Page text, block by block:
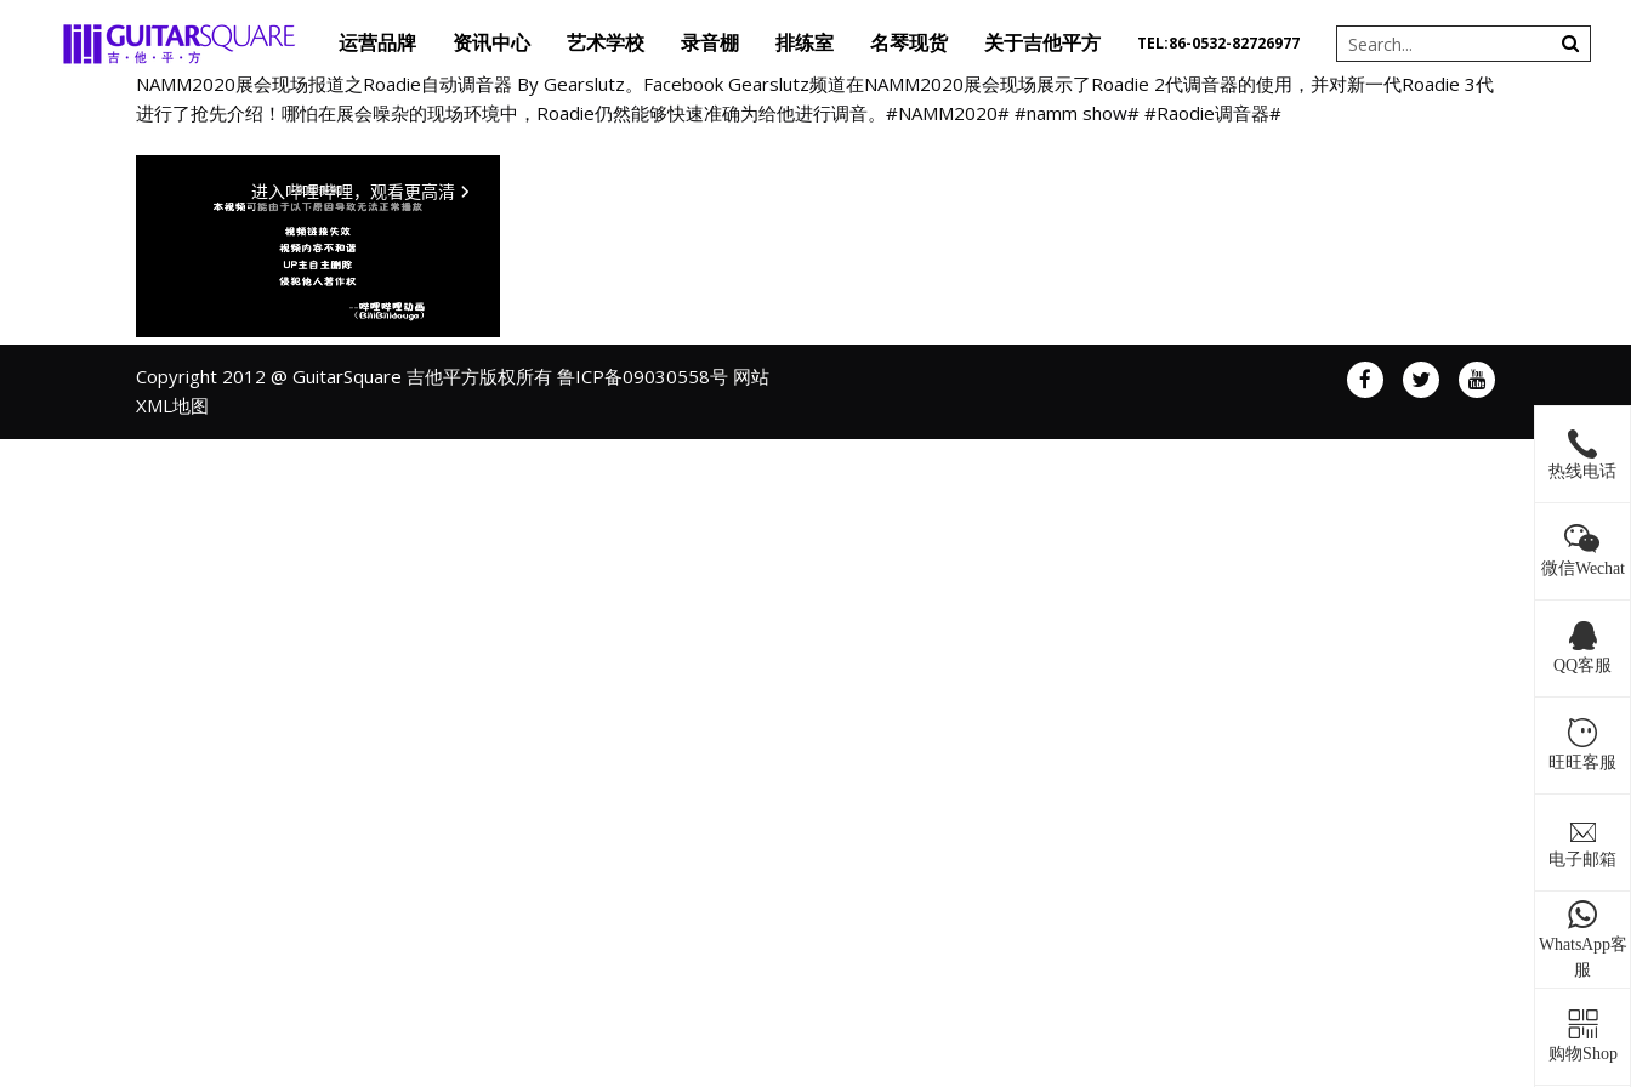
运营品牌 资讯中心 艺术学校 录音棚 排练室 名琴现货 关于吉他平方 TEL:86-0532-82726977
NAMM2020展会现场报道之Roadie自动调音器 By Gearslutz。Facebook Gearslutz频道在NAMM2020展会现场展示了Roadie 2代调音器的使用，并对新一代Roadie 3代
进行了抢先介绍！哪怕在展会噪杂的现场环境中，Roadie仍然能够快速准确为给他进行调音。#NAMM2020# #namm show# #Raodie调音器#
热线电话
微信Wechat
QQ客服
旺旺客服
电子邮箱
WhatsApp客
服
购物Shop
Copyright 2012 @ GuitarSquare 吉他平方版权所有 鲁ICP备09030558号 网站
XML地图